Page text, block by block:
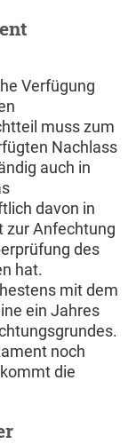
Verfügung
muss zum
Nachlass
auch in
davon in
zur Anfechtung
des
hat.
mit dem
ein Jahres
noch
die